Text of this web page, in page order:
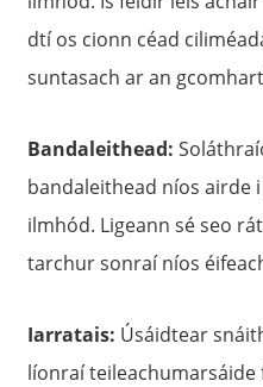
dtí os cionn céad
suntasach ar an
Bandaleithead:
bandaleithead níos airde
ilmhód. Ligeann sé seo
tarchur sonraí níos
Iarratais: Úsáidtear
líonraí teileachumarsáide